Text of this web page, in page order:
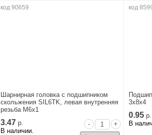
код 90659
Шарнирная головка с подшипником
скольжения SIL6TK, левая внутренняя
резьба M6x1
3.47 р.
В наличии.
- +
код
3x8x4
0.95р.
В